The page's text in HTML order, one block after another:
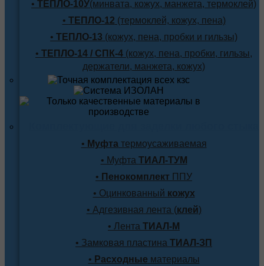
• ТЕПЛО-10У(минвата, кожух, манжета, термоклей)
• ТЕПЛО-12 (термоклей, кожух, пена)
• ТЕПЛО-13 (кожух, пена, пробки и гильзы)
• ТЕПЛО-14 / СПК-4 (кожух, пена, пробки, гильзы,
держатели, манжета, кожух)
• Муфтатермоусаживаемая
• Муфта ТИАЛ-ТУМ
• Пенокомплект ППУ
• Оцинкованный кожух
• Адгезивная лента (клей)
• Лента ТИАЛ-М
• Замковая пластина ТИАЛ-ЗП
• Расходные материалы